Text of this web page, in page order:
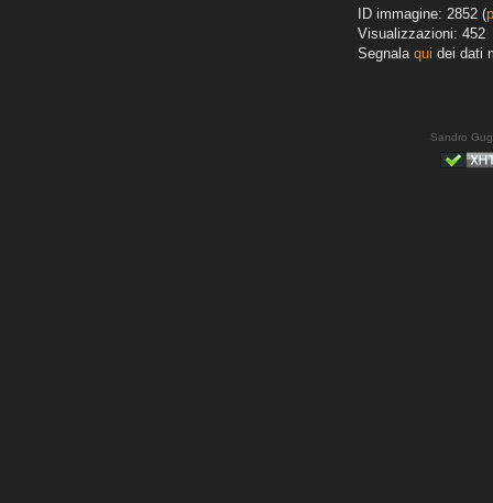
ID immagine: 2852 (
Visualizzazioni: 452
Segnala qui dei dati
Sandro